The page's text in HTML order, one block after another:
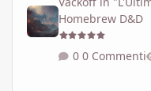
Homebrew D&D
0 Commenti